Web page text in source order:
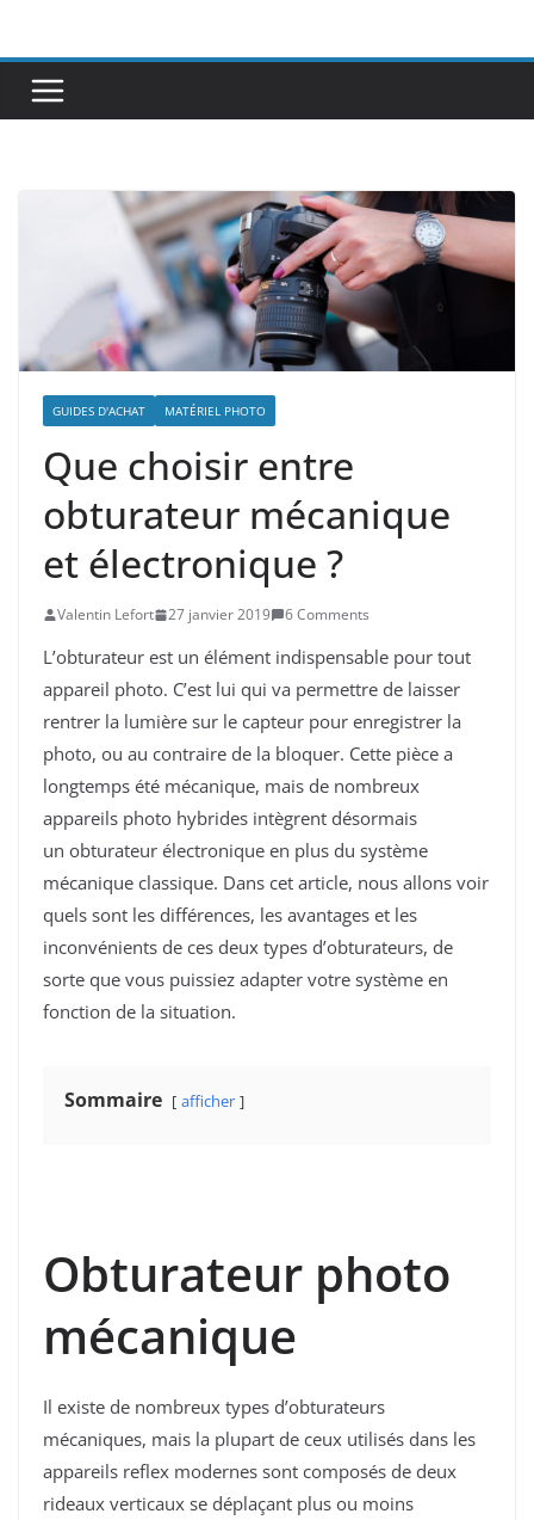
contenu
GUIDES D'ACHAT MATÉRIEL PHOTO
Que choisir entre
obturateur mécanique
et électronique ?
Valentin Lefort 27 janvier 2019 6 Comments
L’obturateur est un élément indispensable pour tout
appareil photo. C’est lui qui va permettre de laisser
rentrer la lumière sur le capteur pour enregistrer la
photo, ou au contraire de la bloquer. Cette pièce a
longtemps été mécanique, mais de nombreux
appareils photo hybrides intègrent désormais
un obturateur électronique en plus du système
mécanique classique. Dans cet article, nous allons voir
quels sont les différences, les avantages et les
inconvénients de ces deux types d’obturateurs, de
sorte que vous puissiez adapter votre système en
fonction de la situation.
Sommaire afficher
Obturateur photo
mécanique
Il existe de nombreux types d’obturateurs
mécaniques, mais la plupart de ceux utilisés dans les
appareils reflex modernes sont composés de deux
rideaux verticaux se déplaçant plus ou moins